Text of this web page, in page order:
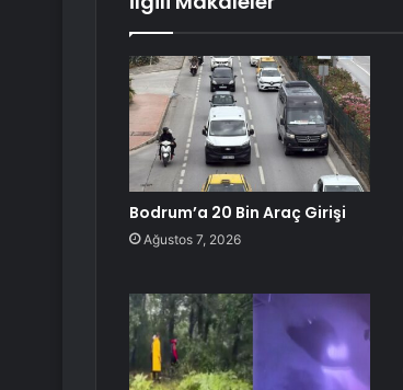
Bodrum’a 20 Bin Araç Girişi
Ağustos 7, 2026